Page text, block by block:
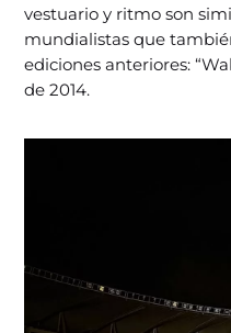
vestuario y ritmo son
mundialistas que
ediciones anteriores:
de 2014.